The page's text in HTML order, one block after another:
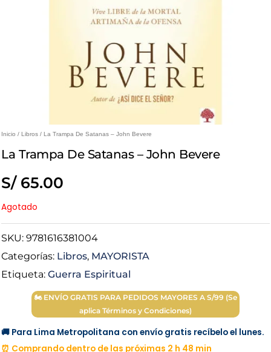
Inicio / Libros / La Trampa De Satanas – John Bevere
La Trampa De Satanas – John Bevere
S/65.00
Agotado
SKU: 9781616381004
Categorías: Libros, MAYORISTA
Etiqueta: Guerra Espiritual
🏍 ENVÍO GRATIS PARA PEDIDOS MAYORES A S/99 (Se
aplica Términos y Condiciones)
🚚 Para Lima Metropolitana con envío gratis recíbelo el lunes.
⏰ Comprando dentro de las próximas 2 h 48 min